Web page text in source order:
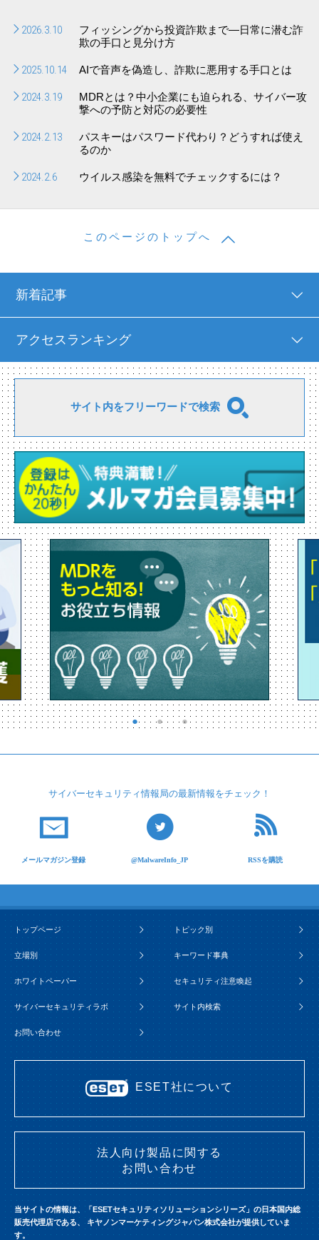
2026.3.10
フィッシングから投資詐欺まで―日常に潜む詐
欺の手口と見分け方
2025.10.14 AIで音声を偽造し、詐欺に悪用する手口とは
2024.3.19
MDRとは？中小企業にも迫られる、サイバー攻
撃への予防と対応の必要性
2024.2.13
パスキーはパスワード代わり？どうすれば使え
るのか
2024.2.6 ウイルス感染を無料でチェックするには？
このページのトップへ
新着記事
アクセスランキング
サイト内をフリーワードで検索
サイバーセキュリティ情報局の最新情報をチェック！
メールマガジン登録 @MalwareInfo_JP RSSを購読
トップページ トピック別
立場別 キーワード事典
ホワイトペーパー セキュリティ注意喚起
サイバーセキュリティラボ サイト内検索
お問い合わせ
ESET社について
法人向け製品に関する
お問い合わせ
当サイトの情報は、「ESETセキュリティソリューションシリーズ」の日本国内総
販売代理店である、 キヤノンマーケティングジャパン株式会社が提供していま
す。